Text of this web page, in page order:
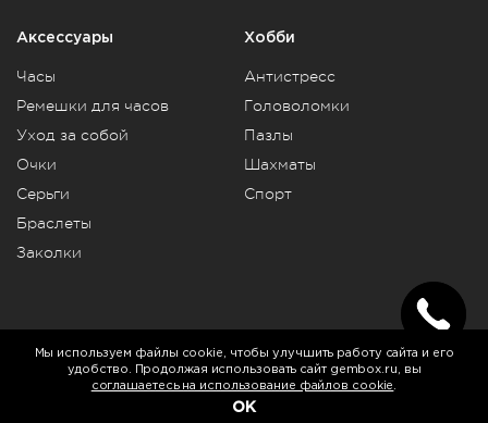
Аксессуары
Часы
Ремешки для часов
Уход за собой
Очки
Серьги
Браслеты
Заколки
Хобби
Антистресс
Головоломки
Пазлы
Шахматы
Спорт
© 2009-2026 Gembox.Политика конфиденциальности
Telegram Vkontakte Rutube
Мы используем файлы cookie, чтобы улучшить работу сайта и его
удобство. Продолжая использовать сайт gembox.ru, вы
соглашаетесь на использование файлов cookie .
OK